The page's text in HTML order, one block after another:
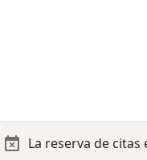
La reserva de